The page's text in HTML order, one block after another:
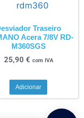
Traseiro
Acera 7/8V RD-
M360SGS
25,90 € com IVA
Adicionar